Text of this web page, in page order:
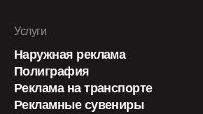
Услуги
Наружная реклама
Полиграфия
Реклама на транспорте
Рекламные сувениры